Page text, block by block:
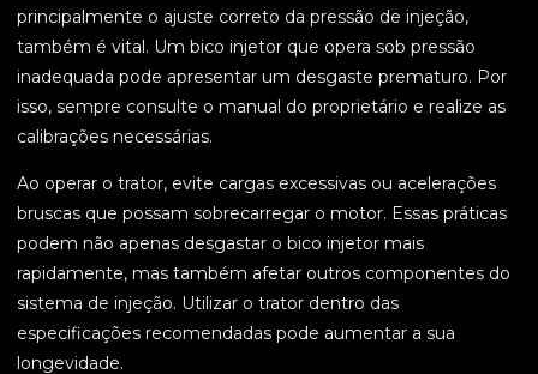
principalmente o ajuste correto da pressão de injeção,
também é vital. Um bico injetor que opera sob pressão
inadequada pode apresentar um desgaste prematuro. Por
isso, sempre consulte o manual do proprietário e realize as
calibrações necessárias.
Ao operar o trator, evite cargas excessivas ou acelerações
bruscas que possam sobrecarregar o motor. Essas práticas
podem não apenas desgastar o bico injetor mais
rapidamente, mas também afetar outros componentes do
sistema de injeção. Utilizar o trator dentro das
especificações recomendadas pode aumentar a sua
longevidade.